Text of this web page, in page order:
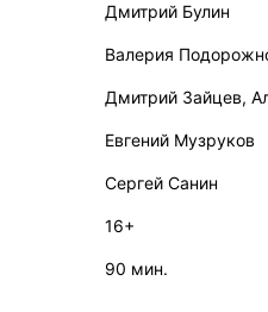
Дмитрий Булин
Валерия
Дмитрий Зайцев,
Евгений Музруков
Сергей Санин
16+
90 мин.